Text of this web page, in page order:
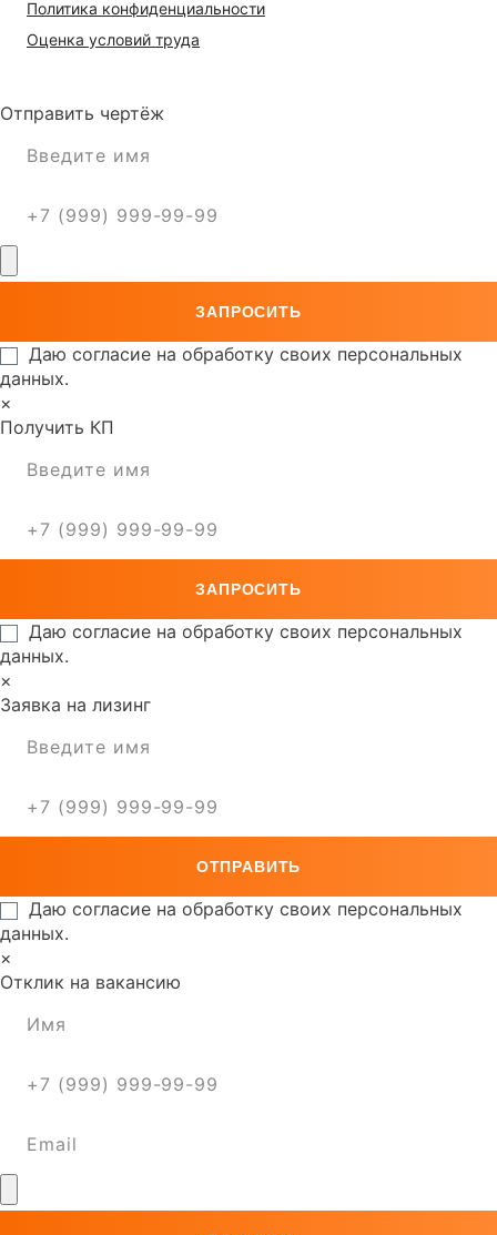
Политика конфиденциальности
Оценка условий труда
Отправить чертёж
Даю согласие на обработку своих персональных
данных.
×
Получить КП
Даю согласие на обработку своих персональных
данных.
×
Заявка на лизинг
Даю согласие на обработку своих персональных
данных.
×
Отклик на вакансию